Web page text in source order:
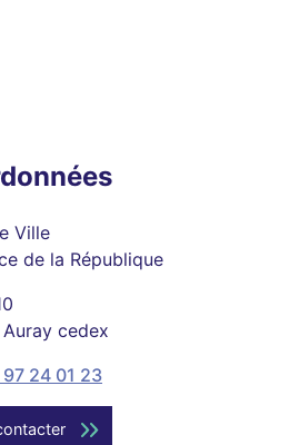
Ville
de la République
cedex
24 01 23